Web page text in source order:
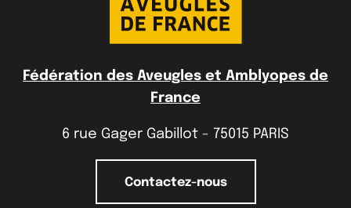
Fédération des Aveugles et Amblyopes de
France
6 rue Gager Gabillot - 75015 PARIS
Contactez-nous